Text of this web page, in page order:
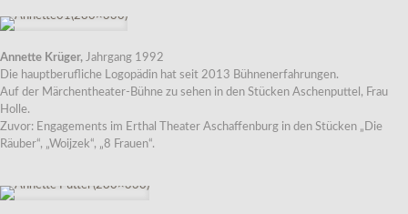
Annette Krüger, Jahrgang 1992
Die hauptberufliche Logopädin hat seit 2013 Bühnenerfahrungen.
Auf der Märchentheater-Bühne zu sehen in den Stücken Aschenputtel, Frau
Holle.
Zuvor: Engagements im Erthal Theater Aschaffenburg in den Stücken „Die
Räuber“, „Woijzek“, „8 Frauen“.